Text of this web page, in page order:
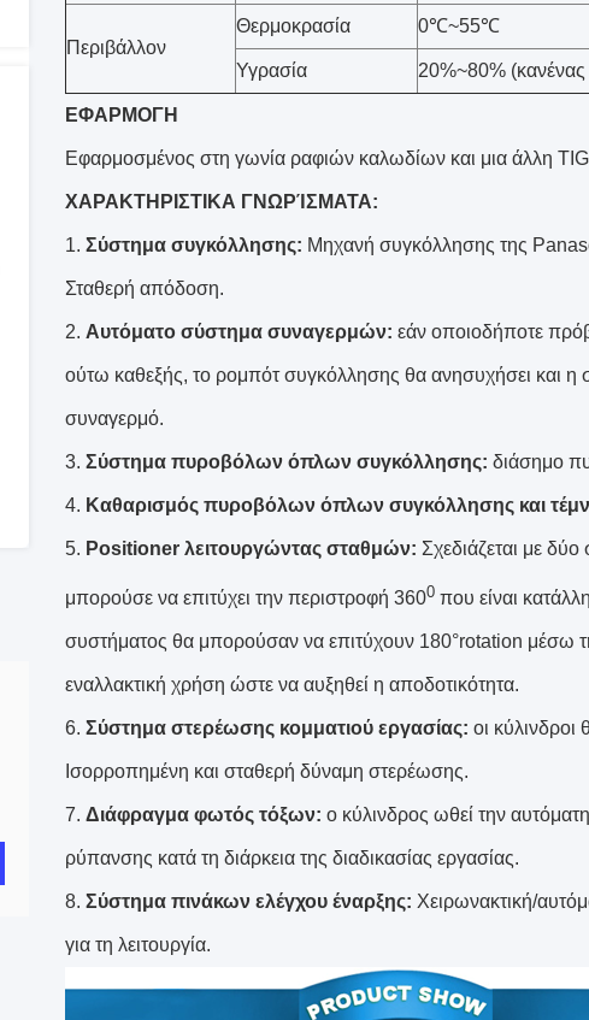
Περιβάλλον
Θερμοκρασία 0℃~55℃
Υγρασία 20%~80%
ΕΦΑΡΜΟΓΗ
Εφαρμοσμένος στη γωνία ραφιών καλωδίων και μια άλλη
ΧΑΡΑΚΤΗΡΙΣΤΙΚΑ ΓΝΩΡΊΣΜΑΤΑ:
1. Σύστημα συγκόλλησης: Μηχανή συγκόλλησης της
Σταθερή απόδοση.
2. Αυτόματο σύστημα συναγερμών: εάν οποιοδήποτε
ούτω καθεξής, το ρομπότ συγκόλλησης θα ανησυχήσει και η
συναγερμό.
3. Σύστημα πυροβόλων όπλων συγκόλλησης: διάσημο
4. Καθαρισμός πυροβόλων όπλων συγκόλλησης και
5. Positioner λειτουργώντας σταθμών: Σχεδιάζεται με
μπορούσε να επιτύχει την περιστροφή 3600 που είναι
συστήματος θα μπορούσαν να επιτύχουν 180°rotation μέσω
εναλλακτική χρήση ώστε να αυξηθεί η αποδοτικότητα.
6. Σύστημα στερέωσης κομματιού εργασίας: οι
Ισορροπημένη και σταθερή δύναμη στερέωσης.
7. Διάφραγμα φωτός τόξων: ο κύλινδρος ωθεί την
ρύπανσης κατά τη διάρκεια της διαδικασίας εργασίας.
8. Σύστημα πινάκων ελέγχου έναρξης: Χειρωνακτική/
για τη λειτουργία.